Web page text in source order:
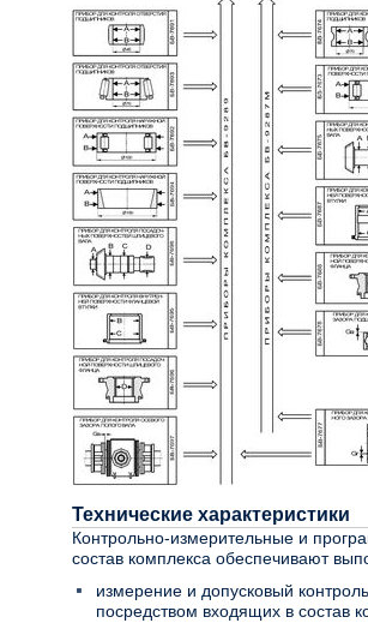
Технические характеристики
Контрольно-измерительные и
состав комплекса обеспечивают
измерение и допусковый
посредством входящих в состав